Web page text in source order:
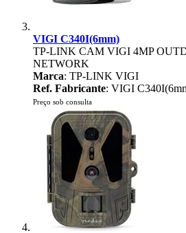
VIGI C340I(6mm)
TP-LINK CAM VIGI 4MP
NETWORK
Marca: TP-LINK VIGI
Ref. Fabricante: VIGI
Preço sob consulta